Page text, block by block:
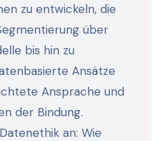
zu entwickeln, die
über
bis hin zu
Ansätze
Ansprache und
der Bindung.
an: Wie